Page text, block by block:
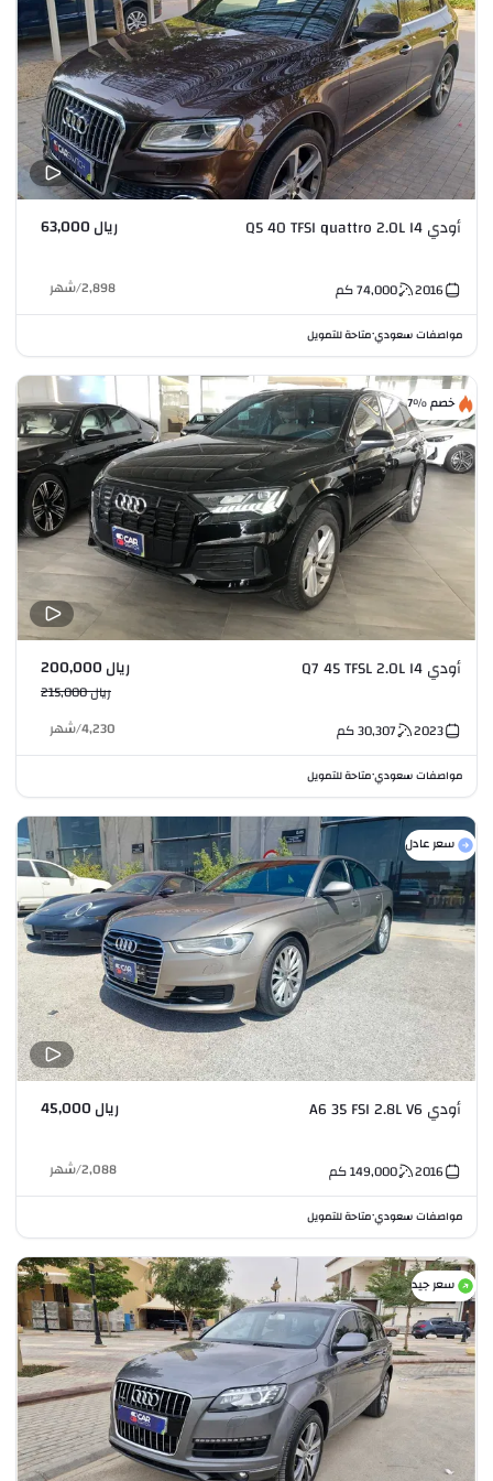
أودي Q5 40 TFSI quattro 2.0L I4 ريال 63,000
2016
74,000كم 2,898
/شهر
مواصفات سعودي•متاحة للتمويل
خصم %7
أودي Q7 45 TFSL 2.0L I4 ريال 200,000
ريال 215,000
2023
30,307كم 4,230
/شهر
مواصفات سعودي•متاحة للتمويل
سعر عادل
أودي A6 35 FSI 2.8L V6 ريال 45,000
2016
149,000كم 2,088
/شهر
مواصفات سعودي•متاحة للتمويل
سعر جيد